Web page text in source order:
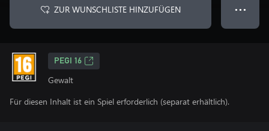
ZUR WUNSCHLISTE HINZUFÜGEN ● ● ●
PEGI 16
Gewalt
Für diesen Inhalt ist ein Spiel erforderlich (separat erhältlich).